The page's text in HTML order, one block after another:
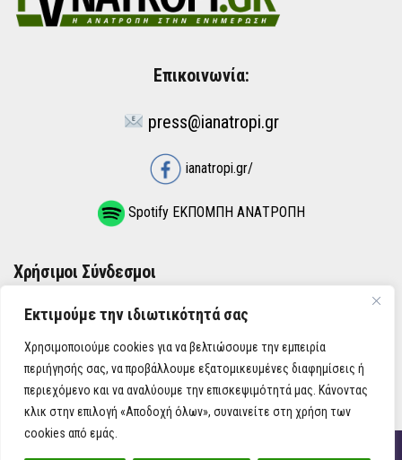
Εκτιμούμε την ιδιωτικότητά σας
Χρησιμοποιούμε cookies για να βελτιώσουμε την εμπειρία
περιήγησής σας, να προβάλλουμε εξατομικευμένες διαφημίσεις ή
περιεχόμενο και να αναλύουμε την επισκεψιμότητά μας. Κάνοντας
κλικ στην επιλογή «Αποδοχή όλων», συναινείτε στη χρήση των
cookies από εμάς.
Επικοινωνία:
press@ianatropi.gr
ianatropi.gr/
Spotify ΕΚΠΟΜΠΗ ΑΝΑΤΡΟΠΗ
Χρήσιμοι Σύνδεσμοι
ΌΡΟΙ ΧΡΉΣΗΣ
ΠΟΛΙΤΙΚΉ ΑΠΟΡΡΉΤΟΥ